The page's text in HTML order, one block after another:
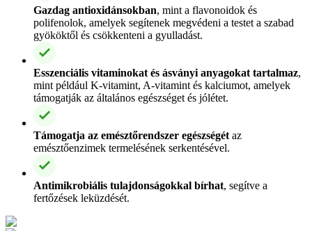
Gazdag antioxidánsokban, mint a flavonoidok és
polifenolok, amelyek segítenek megvédeni a testet a szabad
gyököktől és csökkenteni a gyulladást.
Esszenciális vitaminokat és ásványi anyagokat tartalmaz,
mint például K-vitamint, A-vitamint és kalciumot, amelyek
támogatják az általános egészséget és jólétet.
Támogatja az emésztőrendszer egészségét az
emésztőenzimek termelésének serkentésével.
Antimikrobiális tulajdonságokkal bírhat, segítve a
fertőzések leküzdését.